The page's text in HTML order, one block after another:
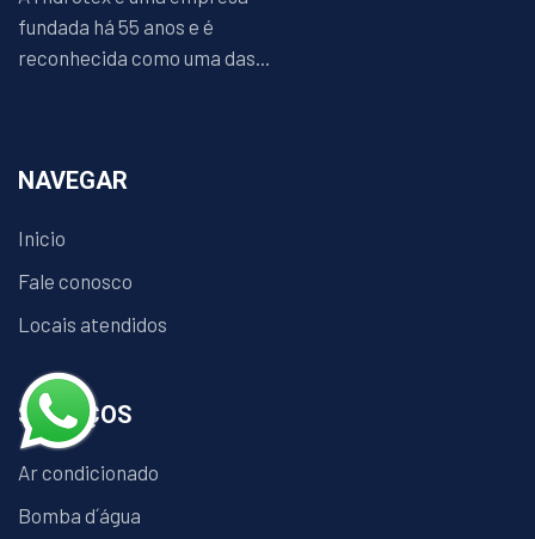
fundada há 55 anos e é
reconhecida como uma das...
NAVEGAR
Inicio
Fale conosco
Locais atendidos
SERVIÇOS
Ar condicionado
Bomba d´água